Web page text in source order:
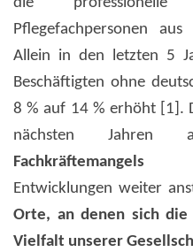
Pflegefachpersonen
Allein in den letzten 5
Beschäftigten ohne
8 % auf 14 % erhöht [1].
nächsten
Fachkräftemangels
Entwicklungen weiter
Orte, an denen sich
Vielfalt unserer